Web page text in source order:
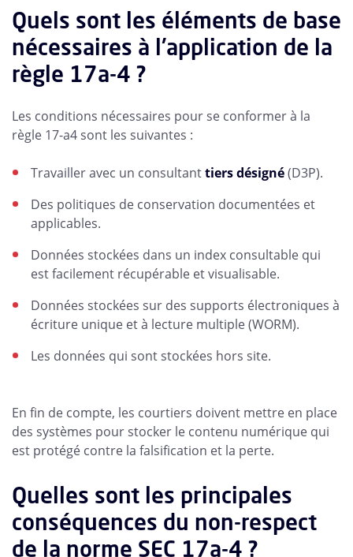
Quels sont les éléments de base
nécessaires à l'application de la
règle 17a-4 ?
Les conditions nécessaires pour se conformer à la
règle 17-a4 sont les suivantes :
Travailler avec un consultanttiers désigné(D3P).
Des politiques de conservation documentées et
applicables.
Données stockées dans un index consultable qui
est facilement récupérable et visualisable.
Données stockées sur des supports électroniques à
écriture unique et à lecture multiple (WORM).
Les données qui sont stockées hors site.
En fin de compte, les courtiers doivent mettre en place
des systèmes pour stocker le contenu numérique qui
est protégé contre la falsification et la perte.
Quelles sont les principales
conséquences du non-respect
de la norme SEC 17a-4 ?